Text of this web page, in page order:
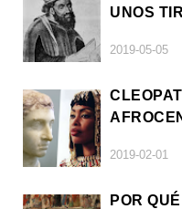
UNOS
2019-05-05
2019-02-01
POR